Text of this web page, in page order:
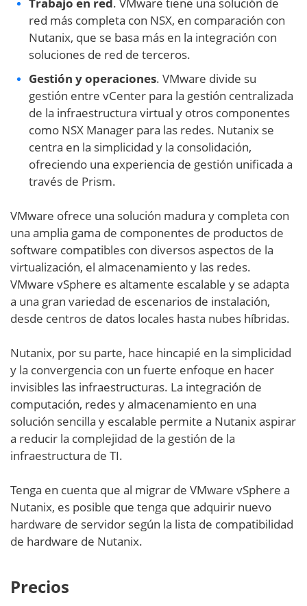
red más completa con NSX, en comparación con
Nutanix, que se basa más en la integración con
soluciones de red de terceros.
Gestión y operaciones. VMware divide su
gestión entre vCenter para la gestión centralizada
de la infraestructura virtual y otros componentes
como NSX Manager para las redes. Nutanix se
centra en la simplicidad y la consolidación,
ofreciendo una experiencia de gestión unificada a
través de Prism.
VMware ofrece una solución madura y completa con
una amplia gama de componentes de productos de
software compatibles con diversos aspectos de la
virtualización, el almacenamiento y las redes.
VMware vSphere es altamente escalable y se adapta
a una gran variedad de escenarios de instalación,
desde centros de datos locales hasta nubes híbridas.
Nutanix, por su parte, hace hincapié en la simplicidad
y la convergencia con un fuerte enfoque en hacer
invisibles las infraestructuras. La integración de
computación, redes y almacenamiento en una
solución sencilla y escalable permite a Nutanix aspirar
a reducir la complejidad de la gestión de la
infraestructura de TI.
Tenga en cuenta que al migrar de VMware vSphere a
Nutanix, es posible que tenga que adquirir nuevo
hardware de servidor según la lista de compatibilidad
de hardware de Nutanix.
Precios